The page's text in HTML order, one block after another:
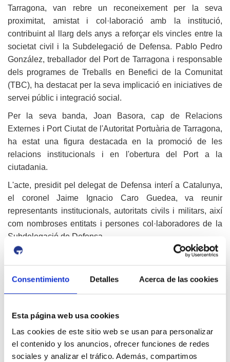
Consentimiento Detalles Acerca de las cookies
Esta página web usa cookies
Las cookies de este sitio web se usan para personalizar
el contenido y los anuncios, ofrecer funciones de redes
sociales y analizar el tráfico. Además, compartimos
Tarragona, van rebre un reconeixement per la seva
proximitat, amistat i col·laboració amb la institució,
contribuint al llarg dels anys a reforçar els vincles entre la
societat civil i la Subdelegació de Defensa. Pablo Pedro
González, treballador del Port de Tarragona i responsable
dels programes de Treballs en Benefici de la Comunitat
(TBC), ha destacat per la seva implicació en iniciatives de
servei públic i integració social.
Per la seva banda, Joan Basora, cap de Relacions
Externes i Port Ciutat de l'Autoritat Portuària de Tarragona,
ha estat una figura destacada en la promoció de les
relacions institucionals i en l'obertura del Port a la
ciutadania.
L'acte, presidit pel delegat de Defensa interí a Catalunya,
el coronel Jaime Ignacio Caro Guedea, va reunir
representants institucionals, autoritats civils i militars, així
com nombroses entitats i persones col·laboradores de la
Subdelegació de Defensa.
Aquest reconeixement posa en valor la importància de la
col·laboració entre institucions i la societat civil, així com el
paper que persones compromeses amb el territori
desenvolupen per afavorir iniciatives d'interès general i